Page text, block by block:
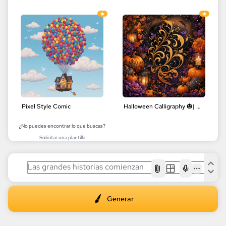
Pixel Style Comic Halloween Calligraphy 🎃| Delicate Floral Designs | Digital Art
¿No puedes encontrar lo que buscas?
Solicitar una plantilla
AI
Generar